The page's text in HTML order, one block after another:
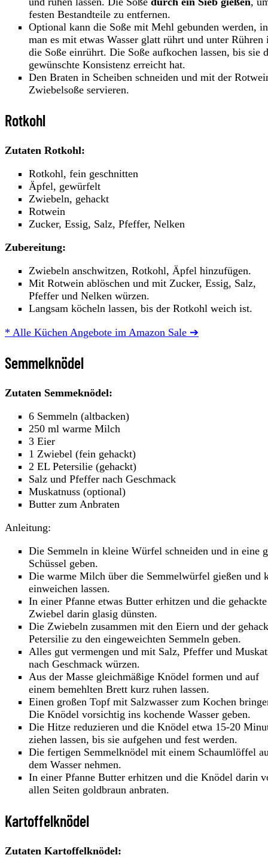
festen Bestandteile zu entfernen.
Optional kann die Soße mit Mehl gebunden werden,
man es mit etwas Wasser glatt rührt und unter Rühren
die Soße einrührt. Die Soße aufkochen lassen, bis sie
gewünschte Konsistenz erreicht hat.
Den Braten in Scheiben schneiden und mit der
Zwiebelsoße servieren.
Rotkohl
Zutaten Rotkohl:
Rotkohl, fein geschnitten
Äpfel, gewürfelt
Zwiebeln, gehackt
Rotwein
Zucker, Essig, Salz, Pfeffer, Nelken
Zubereitung:
Zwiebeln anschwitzen, Rotkohl, Äpfel hinzufügen.
Mit Rotwein ablöschen und mit Zucker, Essig, Salz,
Pfeffer und Nelken würzen.
Langsam köcheln lassen, bis der Rotkohl weich ist.
* Alle Küchen Angebote im Amazon Sale ➔
Semmelknödel
Zutaten Semmeknödel:
6 Semmeln (altbacken)
250 ml warme Milch
3 Eier
1 Zwiebel (fein gehackt)
2 EL Petersilie (gehackt)
Salz und Pfeffer nach Geschmack
Muskatnuss (optional)
Butter zum Anbraten
Anleitung:
Die Semmeln in kleine Würfel schneiden und in eine
Schüssel geben.
Die warme Milch über die Semmelwürfel gießen und
einweichen lassen.
In einer Pfanne etwas Butter erhitzen und die gehackte
Zwiebel darin glasig dünsten.
Die Zwiebeln zusammen mit den Eiern und der
Petersilie zu den eingeweichten Semmeln geben.
Alles gut vermengen und mit Salz, Pfeffer und
nach Geschmack würzen.
Aus der Masse gleichmäßige Knödel formen und auf
einem bemehlten Brett kurz ruhen lassen.
Einen großen Topf mit Salzwasser zum Kochen
Die Knödel vorsichtig ins kochende Wasser geben.
Die Hitze reduzieren und die Knödel etwa 15-20
ziehen lassen, bis sie aufgehen und fest werden.
Die fertigen Semmelknödel mit einem Schaumlöffel
dem Wasser nehmen.
In einer Pfanne Butter erhitzen und die Knödel darin
allen Seiten goldbraun anbraten.
Kartoffelknödel
Zutaten Kartoffelknödel: